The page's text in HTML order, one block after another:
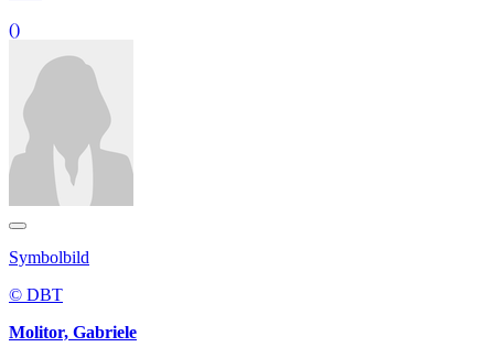
()
Symbolbild
© DBT
Molitor, Gabriele